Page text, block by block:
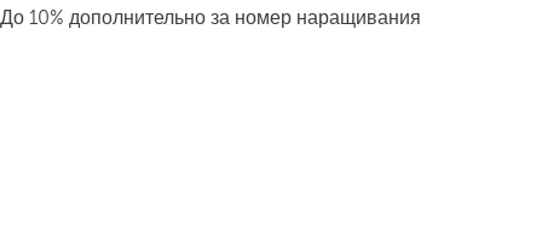
До 10% дополнительно за номер наращивания